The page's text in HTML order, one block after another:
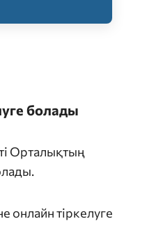
болады
Орталықтың
онлайн тіркелуге